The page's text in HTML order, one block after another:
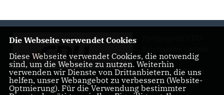
CDU-
Gemeindeverbands
Wadersloh
Die Webseite verwendet Cookies
Diese Webseite verwendet Cookies, die notwendig
sind, um die Webseite zu nutzen. Weiterhin
verwenden wir Dienste von Drittanbietern, die uns
helfen, unser Webangebot zu verbessern (Website-
Optmierung). Für die Verwendung bestimmter